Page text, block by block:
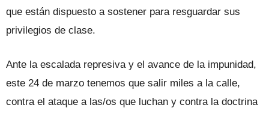
que están dispuesto a sostener para resguardar sus
privilegios de clase.
Ante la escalada represiva y el avance de la impunidad,
este 24 de marzo tenemos que salir miles a la calle,
contra el ataque a las/os que luchan y contra la doctrina